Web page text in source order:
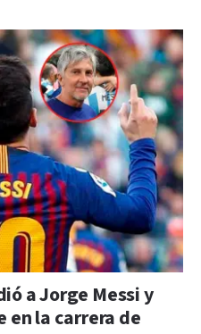
a Jorge Messi y
en la carrera de